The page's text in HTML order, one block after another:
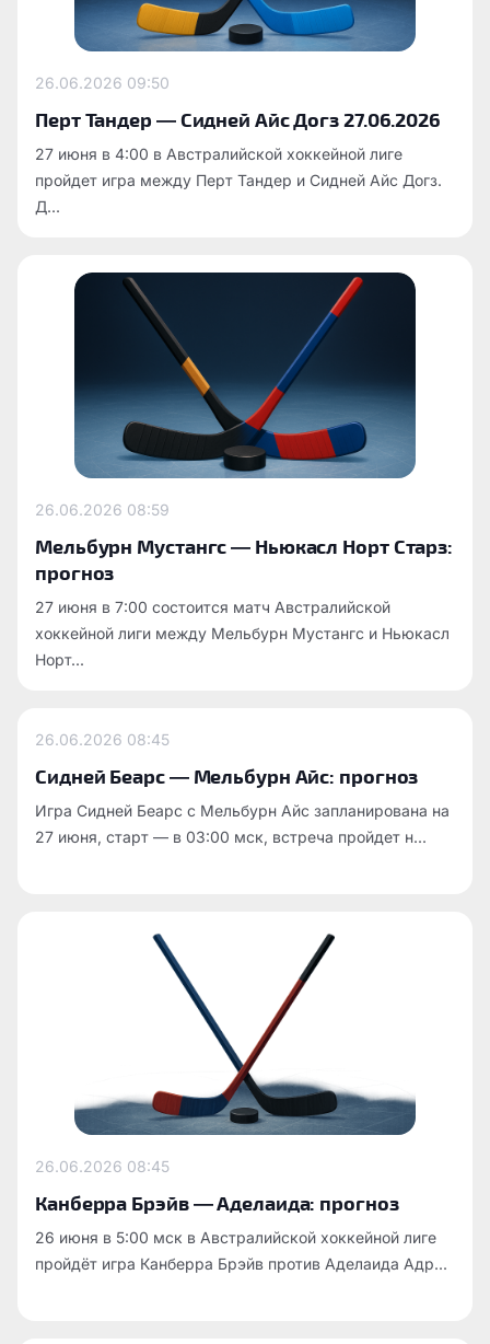
26.06.2026 09:50
Перт Тандер — Сидней Айс Догз 27.06.2026
27 июня в 4:00 в Австралийской хоккейной лиге
пройдет игра между Перт Тандер и Сидней Айс Догз.
Д...
26.06.2026 08:59
Мельбурн Мустангс — Ньюкасл Норт Старз:
прогноз
27 июня в 7:00 состоится матч Австралийской
хоккейной лиги между Мельбурн Мустангс и Ньюкасл
Норт...
26.06.2026 08:45
Сидней Беарс — Мельбурн Айс: прогноз
Игра Сидней Беарс с Мельбурн Айс запланирована на
27 июня, старт — в 03:00 мск, встреча пройдет н...
26.06.2026 08:45
Канберра Брэйв — Аделаида: прогноз
26 июня в 5:00 мск в Австралийской хоккейной лиге
пройдёт игра Канберра Брэйв против Аделаида Адр...